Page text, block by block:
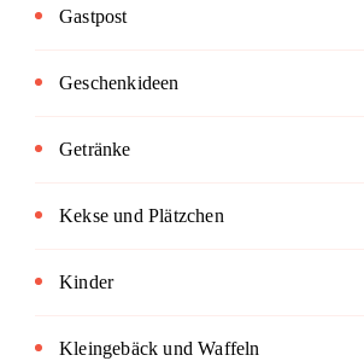
Gastpost
Geschenkideen
Getränke
Kekse und Plätzchen
Kinder
Kleingebäck und Waffeln